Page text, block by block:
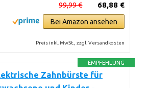
68,88 €
99,99 €
Bei Amazon ansehen
Preis inkl. MwSt., zzgl. Versandkosten
EMPFEHLUNG
Zahnbürste für